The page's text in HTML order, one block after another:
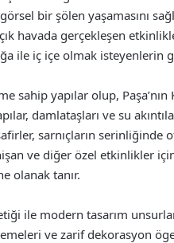
bir şölen yaşamasını
havada gerçekleşen
ile iç içe olmak isteyenlerin
sahip yapılar olup, Paşa’nın
damlataşları ve su
sarnıçların serinliğinde
ve diğer özel etkinlikler
olanak tanır.
ile modern tasarım
ve zarif dekorasyon